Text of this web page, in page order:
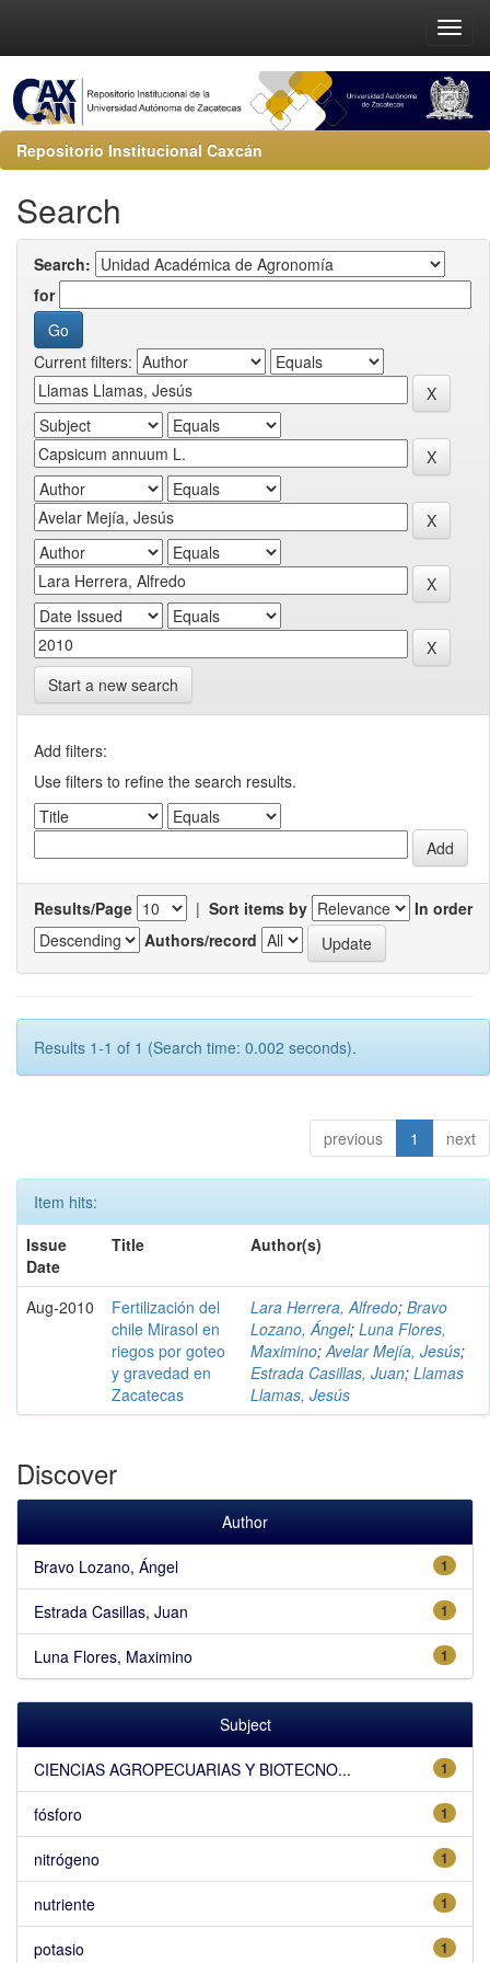
Repositorio Institucional Caxcán
Search
Search:
for
Current filters:
Start a new search
Add filters:
Use filters to refine the search results.
Results/Page | Sort items by
In order
Authors/record
Results 1-1 of 1 (Search time: 0.002 seconds).
previous 1 next
Item hits:
Issue
Date
Title Author(s)
Aug-2010
Fertilización del
chile Mirasol en
riegos por goteo
y gravedad en
Zacatecas
Lara Herrera, Alfredo; Bravo
Lozano, Ángel; Luna Flores,
Maximino; Avelar Mejía, Jesús;
Estrada Casillas, Juan; Llamas
Llamas, Jesús
Discover
Author
1
Bravo Lozano, Ángel
1
Estrada Casillas, Juan
1
Luna Flores, Maximino
Subject
1
CIENCIAS AGROPECUARIAS Y BIOTECNO...
1
fósforo
1
nitrógeno
1
nutriente
1
potasio